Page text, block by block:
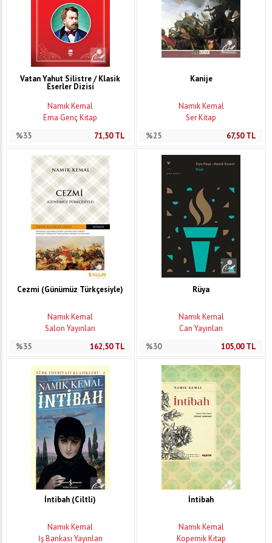
Vatan Yahut Silistre / Klasik
Eserler Dizisi
Namık Kemal
Ema Genç Kitap
%35
71,50TL
Kanije
Namık Kemal
Ser Kitap
%25
67,50TL
Cezmi (Günümüz Türkçesiyle)
Namık Kemal
Salon Yayınları
%35
162,50TL
Rüya
Namık Kemal
Can Yayınları
%30
105,00TL
İntibah (Ciltli)
Namık Kemal
İş Bankası Yayınları
İntibah
Namık Kemal
Kopernik Kitap